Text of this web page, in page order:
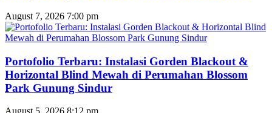
August 7, 2026 7:00 pm
Portofolio Terbaru: Instalasi Gorden Blackout &
Horizontal Blind Mewah di Perumahan Blossom
Park Gunung Sindur